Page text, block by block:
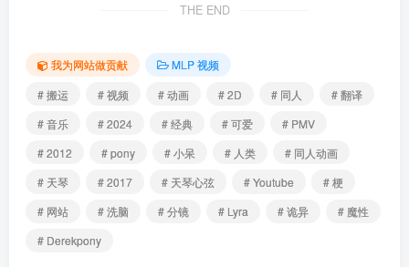
THE END
我为网站做贡献
MLP 视频
# 搬运
# 视频 # 动画 # 2D # 同人
# 翻译
# 音乐
# 2024 # 经典 # 可爱
# PMV
# 2012
# pony # 小呆 # 人类
# 同人动画
# 天琴
# 2017 # 天琴心弦 # Youtube
# 梗
# 网站
# 洗脑 # 分镜 # Lyra # 诡异
# 魔性
# Derekpony